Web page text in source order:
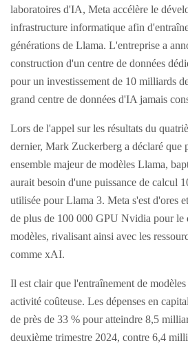
laboratoires d'IA, Meta accélère le
infrastructure informatique afin
générations de Llama. L'entreprise a
construction d'un centre de données
pour un investissement de 10 milliards
grand centre de données d'IA jamais
Lors de l'appel sur les résultats du
dernier, Mark Zuckerberg a déclaré que
ensemble majeur de modèles Llama,
aurait besoin d'une puissance de calcul
utilisée pour Llama 3. Meta s'est d'ores
de plus de 100 000 GPU Nvidia pour le
modèles, rivalisant ainsi avec les
comme xAI.
Il est clair que l'entraînement de
activité coûteuse. Les dépenses en
de près de 33 % pour atteindre 8,5
deuxième trimestre 2024, contre 6,4